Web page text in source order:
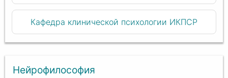
Кафедра клинической психологии ИКПСР
Нейрофилософия